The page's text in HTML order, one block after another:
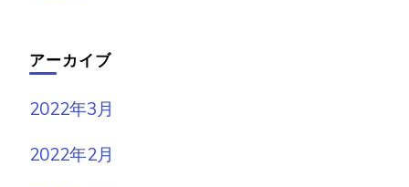
アーカイブ
2022年3月
2022年2月